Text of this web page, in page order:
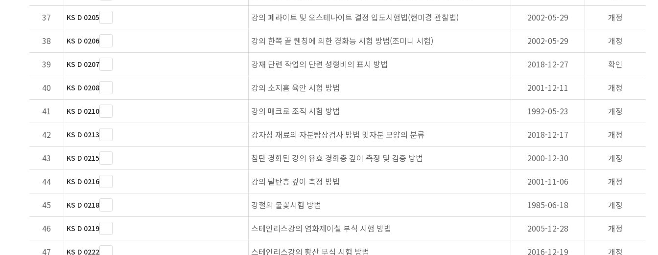
37
KS D 0205 강의 페라이트 및 오스테나이트 결정 입도시험법(현미경 관찰법) 2002-05-29
개정
38
KS D 0206 강의 한쪽 끝 퀜칭에 의한 경화능 시험 방법(조미니 시험) 2002-05-29
개정
39
KS D 0207 강재 단련 작업의 단련 성형비의 표시 방법 2018-12-27
확인
40
KS D 0208 강의 소지흠 육안 시험 방법 2001-12-11
개정
41
KS D 0210 강의 매크로 조직 시험 방법 1992-05-23
개정
42
KS D 0213 강자성 재료의 자분탐상검사 방법 및자분 모양의 분류 2018-12-17
개정
43
KS D 0215 침탄 경화된 강의 유효 경화층 깊이 측정 및 검증 방법 2000-12-30
개정
44
KS D 0216 강의 탈탄층 깊이 측정 방법 2001-11-06
개정
45
KS D 0218 강철의 불꽃시험 방법 1985-06-18
개정
46
KS D 0219 스테인리스강의 염화제이철 부식 시험 방법 2005-12-28
개정
47
KS D 0222 스테인리스강의 황산 부식 시험 방법 2016-12-19 개정